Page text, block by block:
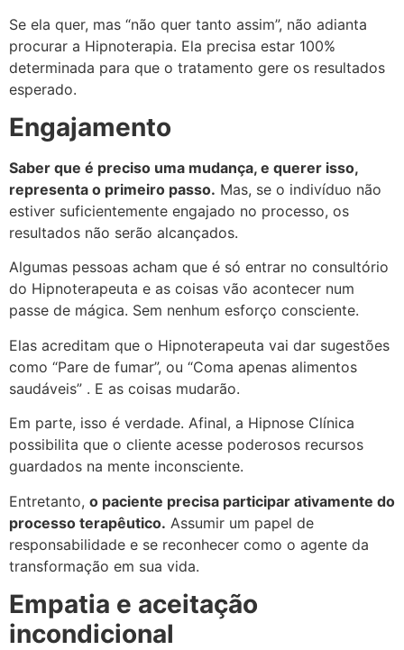
Se ela quer, mas “não quer tanto assim”, não adianta
procurar a Hipnoterapia. Ela precisa estar 100%
determinada para que o tratamento gere os resultados
esperado.
Engajamento
Saber que é preciso uma mudança, e querer isso,
representa o primeiro passo. Mas, se o indivíduo não
estiver suficientemente engajado no processo, os
resultados não serão alcançados.
Algumas pessoas acham que é só entrar no consultório
do Hipnoterapeuta e as coisas vão acontecer num
passe de mágica. Sem nenhum esforço consciente.
Elas acreditam que o Hipnoterapeuta vai dar sugestões
como “Pare de fumar”, ou “Coma apenas alimentos
saudáveis” . E as coisas mudarão.
Em parte, isso é verdade. Afinal, a Hipnose Clínica
possibilita que o cliente acesse poderosos recursos
guardados na mente inconsciente.
Entretanto, o paciente precisa participar ativamente do
processo terapêutico. Assumir um papel de
responsabilidade e se reconhecer como o agente da
transformação em sua vida.
Empatia e aceitação
incondicional